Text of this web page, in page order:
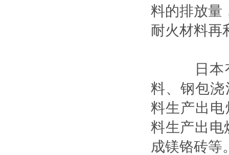
料的排放量
耐火材料再
日本有
料、钢包
料生产出
料生产出电
成镁铬砖等